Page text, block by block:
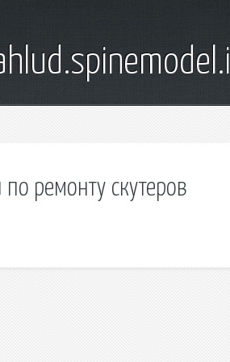
по ремонту скутеров